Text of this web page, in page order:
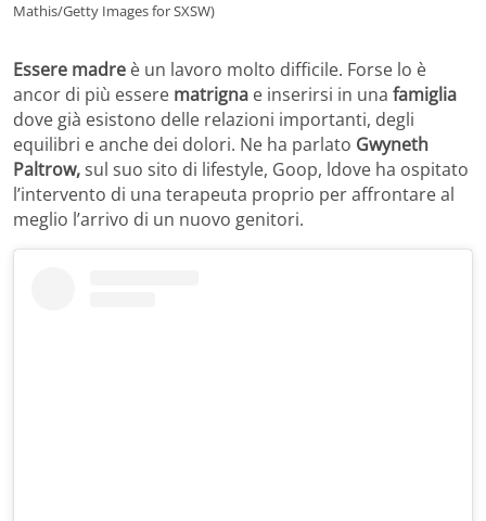
Mathis/Getty Images for SXSW)
Essere madre è un lavoro molto difficile. Forse lo è
ancor di più essere matrigna e inserirsi in una famiglia
dove già esistono delle relazioni importanti, degli
equilibri e anche dei dolori. Ne ha parlato Gwyneth
Paltrow,sul suo sito di lifestyle, Goop, ldove ha ospitato
l’intervento di una terapeuta proprio per affrontare al
meglio l’arrivo di un nuovo genitori.